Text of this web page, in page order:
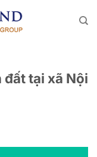
tại xã Nội